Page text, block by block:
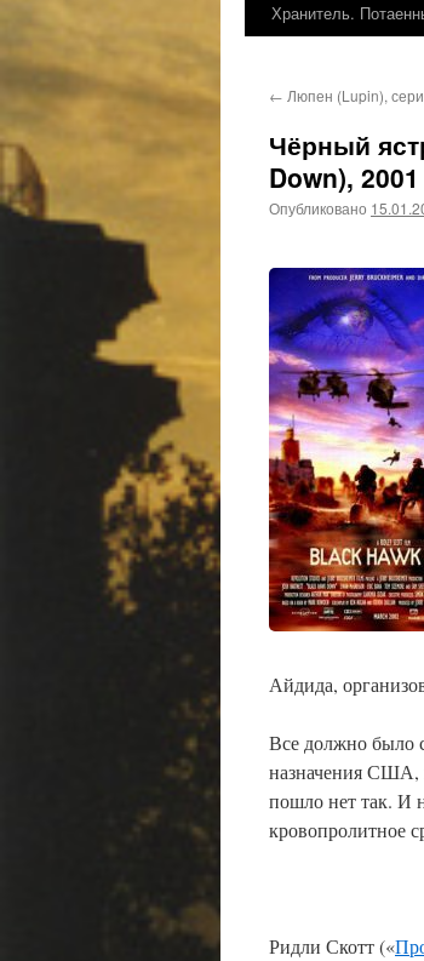
Хранитель.
← Люпен (Lupin),
Чёрный
Down),
Опубликовано
Айдида,
Все должно было
назначения США,
пошло нет так. И
кровопролитное
Ридли Скотт («